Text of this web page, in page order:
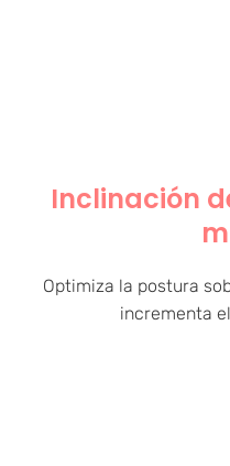
Inclinación
Optimiza la postura
incrementa